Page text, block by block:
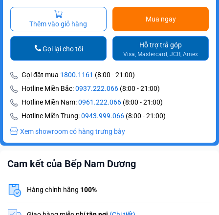
Thêm vào giỏ hàng
Mua ngay
Hỗ trợ trả góp
Visa, Mastercard, JCB, Amex
Gọi lại cho tôi
Gọi đặt mua 1800.1161 (8:00 - 21:00)
Hotline Miền Bắc:0937.222.066 (8:00 - 21:00)
Hotline Miền Nam:0961.222.066 (8:00 - 21:00)
Hotline Miền Trung:0943.999.066 (8:00 - 21:00)
Xem showroom có hàng trưng bày
Cam kết của Bếp Nam Dương
Hàng chính hãng 100%